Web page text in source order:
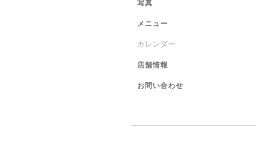
写真
メニュー
カレンダー
店舗情報
お問い合わせ